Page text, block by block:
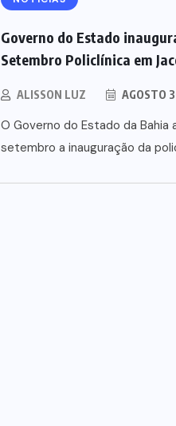
Governo do Estado
Setembro Policlínica em
ALISSON LUZ AGOSTO
O Governo do Estado da Bahia
setembro a inauguração da